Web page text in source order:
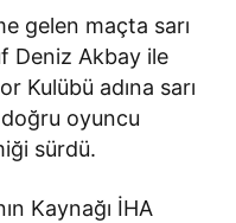
gelen maçta sarı
Deniz Akbay ile
Kulübü adına sarı
oyuncu
sürdü.
Kaynağı İHA